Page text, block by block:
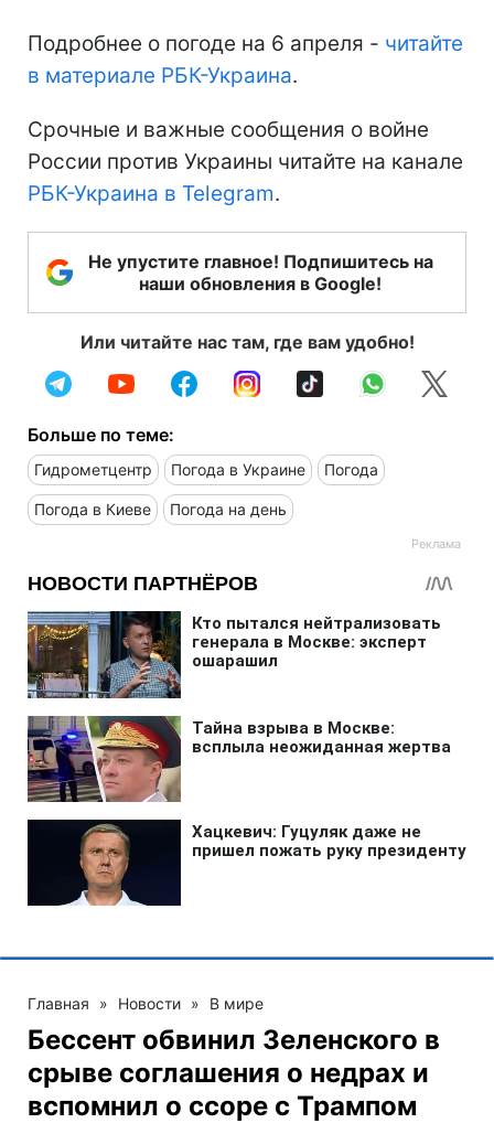
Подробнее о погоде на 6 апреля - читайте
в материале РБК-Украина.
Срочные и важные сообщения о войне
России против Украины читайте на канале
РБК-Украина в Telegram.
Не упустите главное! Подпишитесь на
наши обновления в Google!
Или читайте нас там, где вам удобно!
Больше по теме:
Гидрометцентр Погода в Украине Погода
Погода в Киеве Погода на день
Главная » Новости » В мире
Бессент обвинил Зеленского в
срыве соглашения о недрах и
вспомнил о ссоре с Трампом